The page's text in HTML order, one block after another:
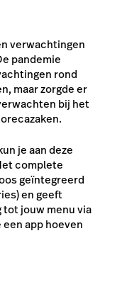
verwachtingen
pandemie
rond
maar zorgde er
bij het
je aan deze
complete
geïntegreerd
en geeft
tot jouw menu via
app hoeven